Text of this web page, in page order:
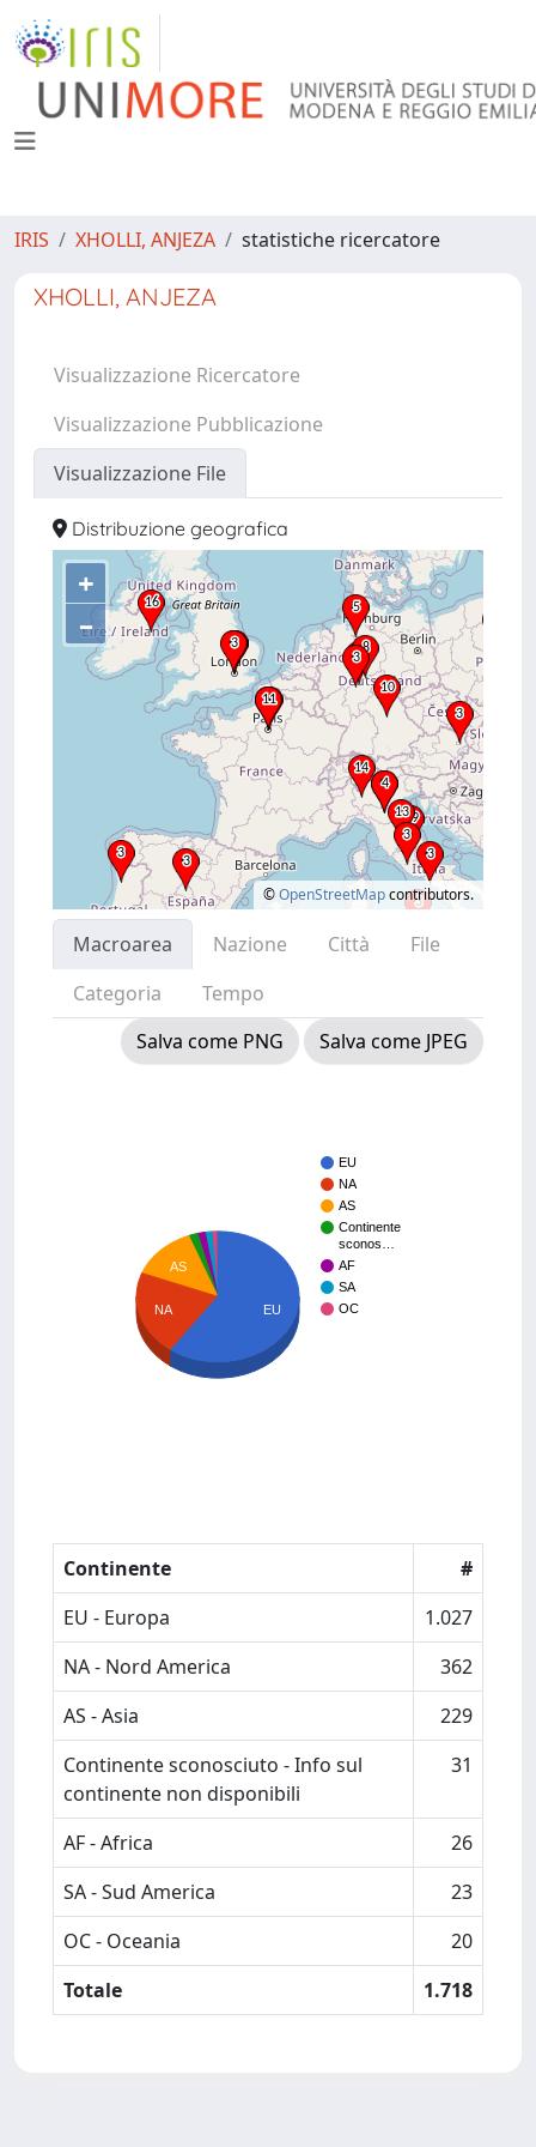
IRIS XHOLLI, ANJEZA statistiche ricercatore
XHOLLI, ANJEZA
Visualizzazione Ricercatore
Visualizzazione Pubblicazione
Visualizzazione File
Distribuzione geografica
+
–
©OpenStreetMapcontributors.
Macroarea Nazione Città
File
Categoria
Tempo
Salva come PNG
Salva come JPEG
EU
NA
AS
Continente
sconos…
AF
SA
OC
AS
NA EU
Continente
#
EU - Europa
1.027
NA - Nord America
362
AS - Asia
229
Continente sconosciuto - Info sul
continente non disponibili
31
AF - Africa
26
SA - Sud America
23
OC - Oceania
20
Totale
1.718